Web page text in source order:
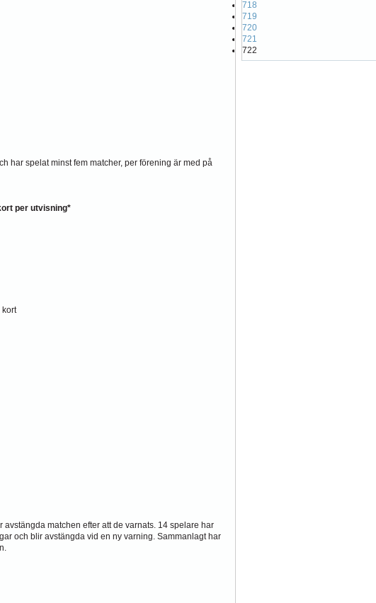
har spelat minst fem matcher, per förening är med på
per utvisning*
kort
avstängda matchen efter att de varnats. 14 spelare har
och blir avstängda vid en ny varning. Sammanlagt har
718
719
720
721
722